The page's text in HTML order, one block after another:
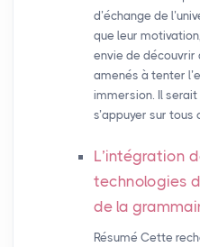
d’échange de
que leur
envie de découvrir
amenés à tenter
immersion. Il
s’appuyer sur tous
L’intégration
technologies
de la
Résumé Cette